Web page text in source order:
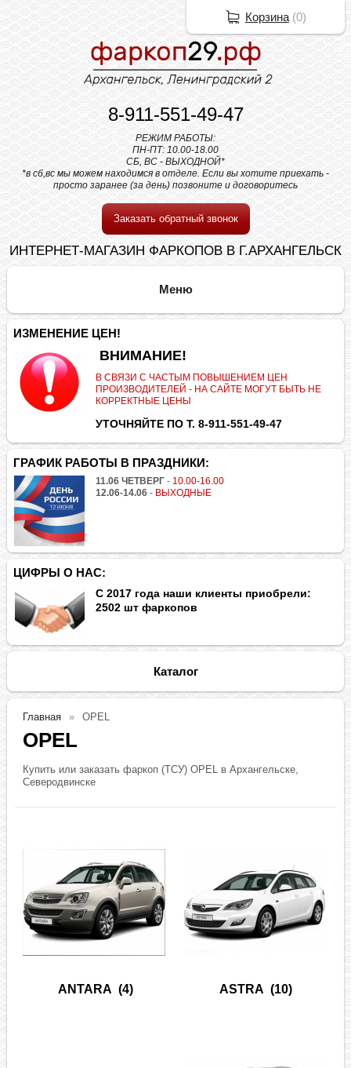
8-911-551-49-47
РЕЖИМ РАБОТЫ:
ПН-ПТ: 10.00-18.00
СБ, ВС - ВЫХОДНОЙ*
*в сб,вс мы можем находимся в отделе. Если вы хотите приехать -
просто заранее (за день) позвоните и договоритесь
Заказать обратный звонок
ИНТЕРНЕТ-МАГАЗИН ФАРКОПОВ В Г.АРХАНГЕЛЬСК
ИЗМЕНЕНИЕ ЦЕН!
ВНИМАНИЕ!
В СВЯЗИ С ЧАСТЫМ ПОВЫШЕНИЕМ ЦЕН
ПРОИЗВОДИТЕЛЕЙ - НА САЙТЕ МОГУТ БЫТЬ НЕ
КОРРЕКТНЫЕ ЦЕНЫ
УТОЧНЯЙТЕ ПО Т. 8-911-551-49-47
ГРАФИК РАБОТЫ В ПРАЗДНИКИ:
11.06 ЧЕТВЕРГ - 10.00-16.00
12.06-14.06 - ВЫХОДНЫЕ
ЦИФРЫ О НАС:
С 2017 года наши клиенты приобрели:
2502 шт фаркопов
Каталог
Главная OPEL
OPEL
Купить или заказать фаркоп (ТСУ) OPEL в Архангельске,
Северодвинске
ANTARA (4) ASTRA (10)
Корзина(0)